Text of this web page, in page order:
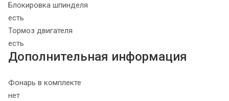
Блокировка шпинделя
есть
Тормоз двигателя
есть
Дополнительная информация
Фонарь в комплекте
нет